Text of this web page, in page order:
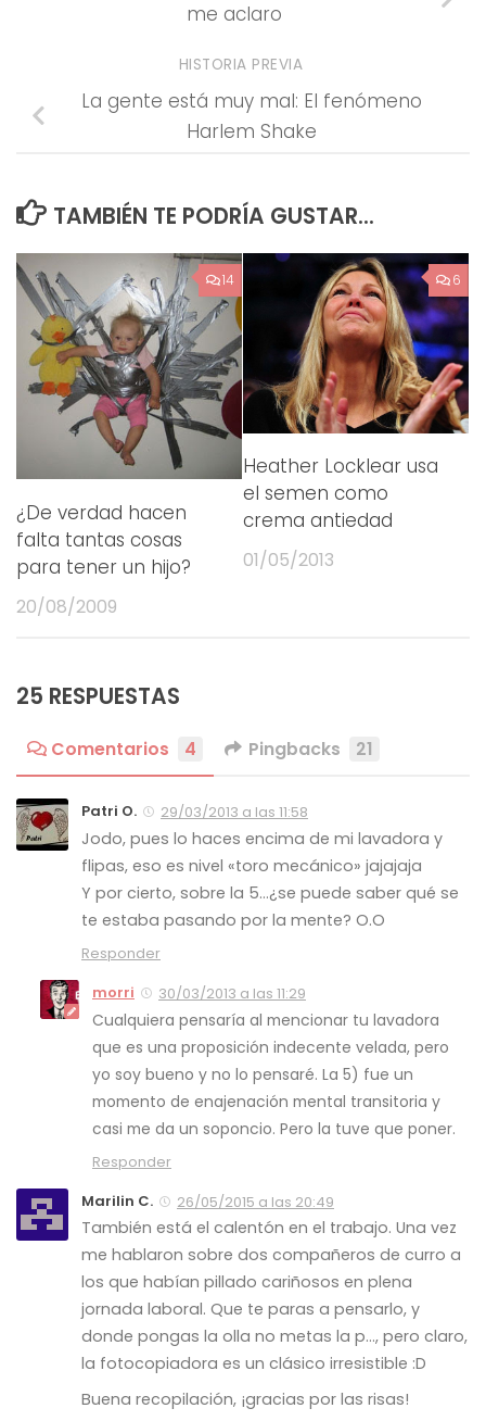
me aclaro
HISTORIA PREVIA
La gente está muy mal: El fenómeno
Harlem Shake
TAMBIÉN TE PODRÍA GUSTAR...
14
¿De verdad hacen
falta tantas cosas
para tener un hijo?
20/08/2009
6
Heather Locklear usa
el semen como
crema antiedad
01/05/2013
25 RESPUESTAS
Comentarios 4 Pingbacks 21
Patri O. 29/03/2013 a las 11:58
Jodo, pues lo haces encima de mi lavadora y
flipas, eso es nivel «toro mecánico» jajajaja
Y por cierto, sobre la 5…¿se puede saber qué se
te estaba pasando por la mente? O.O
Responder
morri
30/03/2013 a las 11:29
Cualquiera pensaría al mencionar tu lavadora
que es una proposición indecente velada, pero
yo soy bueno y no lo pensaré. La 5) fue un
momento de enajenación mental transitoria y
casi me da un soponcio. Pero la tuve que poner.
Responder
Marilin C.
26/05/2015 a las 20:49
También está el calentón en el trabajo. Una vez
me hablaron sobre dos compañeros de curro a
los que habían pillado cariñosos en plena
jornada laboral. Que te paras a pensarlo, y
donde pongas la olla no metas la p…, pero claro,
la fotocopiadora es un clásico irresistible :D
Buena recopilación, ¡gracias por las risas!